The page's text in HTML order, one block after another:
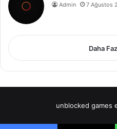
Admin 7 Ağustos
Daha
unblocked games